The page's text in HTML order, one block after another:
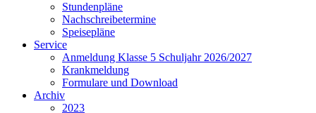
Stundenpläne
Nachschreibetermine
Speisepläne
Service
Anmeldung Klasse 5 Schuljahr 2026/2027
Krankmeldung
Formulare und Download
Archiv
2023